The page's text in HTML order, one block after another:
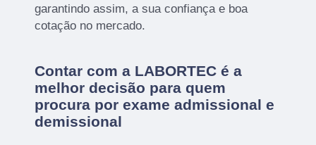
garantindo assim, a sua confiança e boa
cotação no mercado.
Contar com a LABORTEC é a
melhor decisão para quem
procura por exame admissional e
demissional